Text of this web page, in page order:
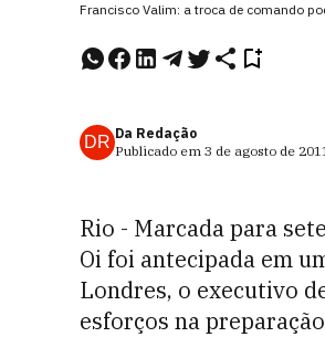
Francisco Valim: a troca de comando
DR Da Redação
Publicado em 3 de agosto de
Rio - Marcada para
Oi foi antecipada em
Londres, o executivo
esforços na